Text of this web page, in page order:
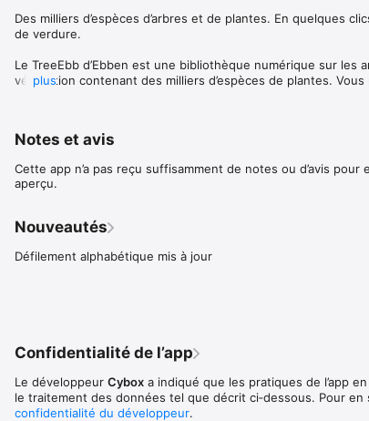
Des milliers d’espèces d’arbres et de plantes. En quelques
de verdure.
Le TreeEbb d’Ebben est une bibliothèque numérique sur
végétation contenant des milliers d’espèces de plantes.
• Recherche facile par application, format, couleur, forme,
• Photos inspirantes
plus
Notes et avis
Cette app n’a pas reçu suffisamment de notes ou d’avis pour
aperçu.
Nouveautés
Défilement alphabétique mis à jour
Confidentialité de l’app
Le développeur Cybox a indiqué que les pratiques de l’app
le traitement des données tel que décrit ci‑dessous. Pour en
confidentialité du développeur.